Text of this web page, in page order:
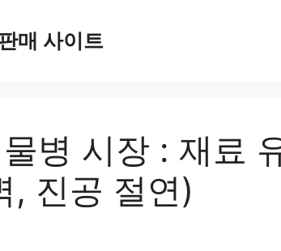
매 사이트
병 시장 : 재료
, 진공 절연)